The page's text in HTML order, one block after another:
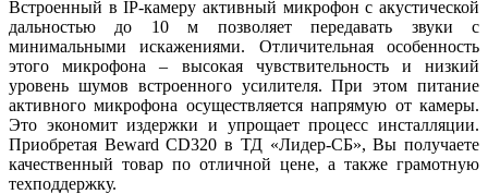
Встроенный в IP-камеру активный микрофон с акустической
дальностью до 10 м позволяет передавать звуки с
минимальными искажениями. Отличительная особенность
этого микрофона – высокая чувствительность и низкий
уровень шумов встроенного усилителя. При этом питание
активного микрофона осуществляется напрямую от камеры.
Это экономит издержки и упрощает процесс инсталляции.
Приобретая Beward CD320 в ТД «Лидер-СБ», Вы получаете
качественный товар по отличной цене, а также грамотную
техподдержку.